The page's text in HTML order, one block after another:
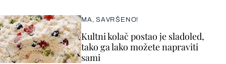
MA, SAVRŠENO!
Kultni kolač postao je sladoled,
tako ga lako možete napraviti
sami